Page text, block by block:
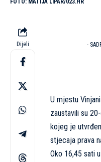
MATIJA LIPAR/023.HR
Dijeli -
U mjestu
zaustavili su
kojeg je
stjecaja prava
Oko 16,45 sati